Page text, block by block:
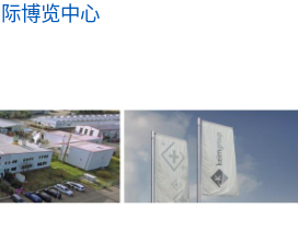
博览中心